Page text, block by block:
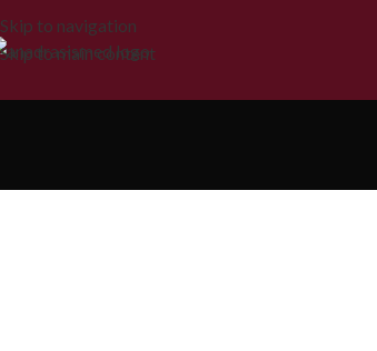
Skip to navigation
Skip to main content